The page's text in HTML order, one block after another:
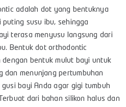
adalah dot yang bentuknya
puting susu ibu, sehingga
terasa menyusu langsung dari
Bentuk dot orthodontic
dengan bentuk mulut bayi untuk
dan menunjang pertumbuhan
bayi Anda agar gigi tumbuh
dari bahan silikon halus dan